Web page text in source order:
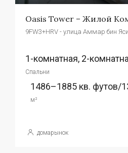
1-комнатная, 2-
Спальни
1486–1885 кв. футов/
м²
домарынок